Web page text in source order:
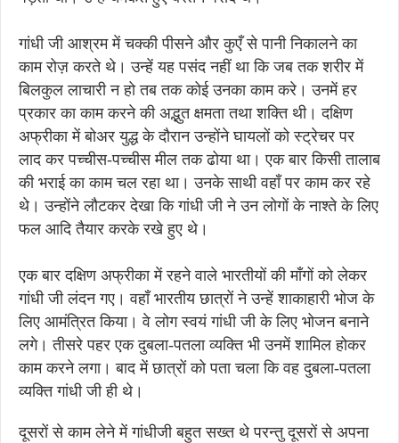
गांधी जी आश्रम में चक्की पीसने और कुएँ से पानी निकालने का
काम रोज़ करते थे। उन्हें यह पसंद नहीं था कि जब तक शरीर में
बिलकुल लाचारी न हो तब तक कोई उनका काम करे। उनमें हर
प्रकार का काम करने की अद्भुत क्षमता तथा शक्ति थी। दक्षिण
अफ्रीका में बोअर युद्ध के दौरान उन्होंने घायलों को स्ट्रेचर पर
लाद कर पच्चीस-पच्चीस मील तक ढोया था। एक बार किसी तालाब
की भराई का काम चल रहा था। उनके साथी वहाँ पर काम कर रहे
थे। उन्होंने लौटकर देखा कि गांधी जी ने उन लोगों के नाश्ते के लिए
फल आदि तैयार करके रखे हुए थे।
एक बार दक्षिण अफ्रीका में रहने वाले भारतीयों की माँगों को लेकर
गांधी जी लंदन गए। वहाँ भारतीय छात्रों ने उन्हें शाकाहारी भोज के
लिए आमंत्रित किया। वे लोग स्वयं गांधी जी के लिए भोजन बनाने
लगे। तीसरे पहर एक दुबला-पतला व्यक्ति भी उनमें शामिल होकर
काम करने लगा। बाद में छात्रों को पता चला कि वह दुबला-पतला
व्यक्ति गांधी जी ही थे।
दूसरों से काम लेने में गांधीजी बहुत सख्त थे परन्तु दूसरों से अपना